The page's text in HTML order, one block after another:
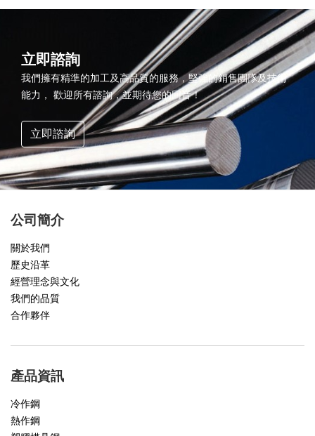
立即諮詢
我們擁有精準的加工及高品質的服務，堅強的銷售團隊及技術
能力，
歡迎所有諮詢，並期待您的回音！
立即諮詢
公司簡介
關於我們
歷史沿革
經營理念與文化
我們的品質
合作夥伴
產品資訊
冷作鋼
熱作鋼